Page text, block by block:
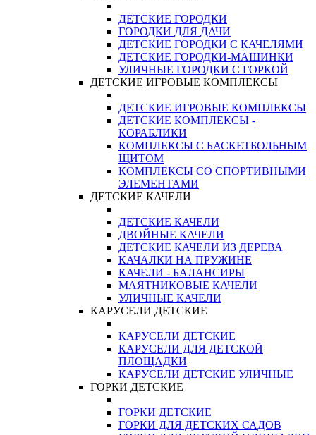
ДЕТСКИЕ ГОРОДКИ
ГОРОДКИ ДЛЯ ДАЧИ
ДЕТСКИЕ ГОРОДКИ С КАЧЕЛЯМИ
ДЕТСКИЕ ГОРОДКИ-МАШИНКИ
УЛИЧНЫЕ ГОРОДКИ С ГОРКОЙ
ДЕТСКИЕ ИГРОВЫЕ КОМПЛЕКСЫ
ДЕТСКИЕ ИГРОВЫЕ КОМПЛЕКСЫ
ДЕТСКИЕ КОМПЛЕКСЫ -
КОРАБЛИКИ
КОМПЛЕКСЫ С БАСКЕТБОЛЬНЫМ
ЩИТОМ
КОМПЛЕКСЫ СО СПОРТИВНЫМИ
ЭЛЕМЕНТАМИ
ДЕТСКИЕ КАЧЕЛИ
ДЕТСКИЕ КАЧЕЛИ
ДВОЙНЫЕ КАЧЕЛИ
ДЕТСКИЕ КАЧЕЛИ ИЗ ДЕРЕВА
КАЧАЛКИ НА ПРУЖИНЕ
КАЧЕЛИ - БАЛАНСИРЫ
МАЯТНИКОВЫЕ КАЧЕЛИ
УЛИЧНЫЕ КАЧЕЛИ
КАРУСЕЛИ ДЕТСКИЕ
КАРУСЕЛИ ДЕТСКИЕ
КАРУСЕЛИ ДЛЯ ДЕТСКОЙ
ПЛОЩАДКИ
КАРУСЕЛИ ДЕТСКИЕ УЛИЧНЫЕ
ГОРКИ ДЕТСКИЕ
ГОРКИ ДЕТСКИЕ
ГОРКИ ДЛЯ ДЕТСКИХ САДОВ